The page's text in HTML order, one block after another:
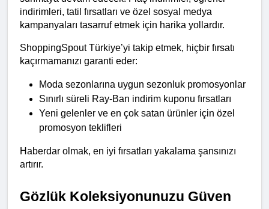
indirimleri, tatil fırsatları ve özel sosyal medya
kampanyaları tasarruf etmek için harika yollardır.
ShoppingSpout Türkiye’yi takip etmek, hiçbir fırsatı
kaçırmamanızı garanti eder:
Moda sezonlarına uygun sezonluk promosyonlar
Sınırlı süreli Ray-Ban indirim kuponu fırsatları
Yeni gelenler ve en çok satan ürünler için özel
promosyon teklifleri
Haberdar olmak, en iyi fırsatları yakalama şansınızı
artırır.
Gözlük Koleksiyonunuzu Güven